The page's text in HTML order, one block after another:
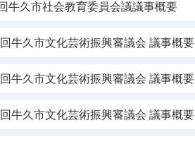
牛久市社会教育委員会議議事概要
牛久市文化芸術振興審議会 議事概要
牛久市文化芸術振興審議会 議事概要
牛久市文化芸術振興審議会 議事概要